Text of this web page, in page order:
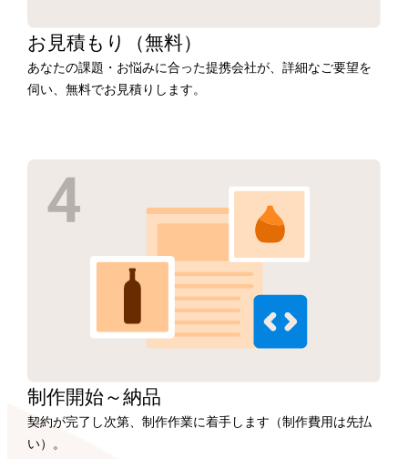
お見積もり （無料）
あなたの課題・お悩みに合った提携会社が、詳細なご要望を
伺い、無料でお見積りします。
制作開始～納品
契約が完了し次第、制作作業に着手します（制作費用は先払
い）。